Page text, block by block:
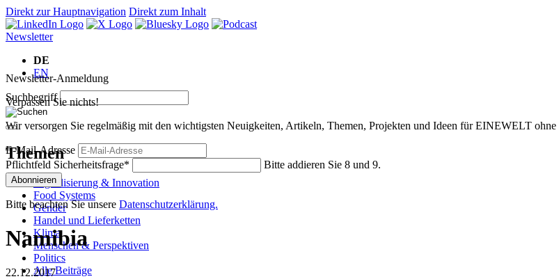
Direkt zur Hauptnavigation Direkt zum Inhalt
Newsletter
DE
EN
Suchbegriff
Themen
Digitalisierung & Innovation
Food Systems
Gender
Handel und Lieferketten
Klima
Menschen & Perspektiven
Politics
Alle Beiträge
Newsletter-Anmeldung
Verpassen Sie nichts!
Wir versorgen Sie regelmäßig mit den wichtigsten Neuigkeiten, Artikeln, Themen, Projekten und Ideen für EINEWELT ohne
E-Mail-Adresse
Pflichtfeld Sicherheitsfrage* Bitte addieren Sie 8 und 9.
Abonnieren
Bitte beachten Sie unsere Datenschutzerklärung.
Namibia
22.12.2017